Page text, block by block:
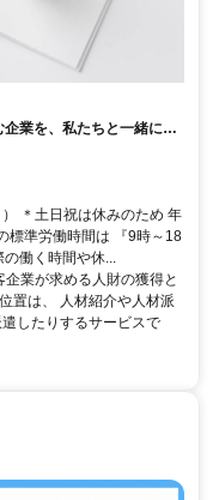
業を、私たちと一緒に支
＊土日祝は休みのため 年
標準労働時間は 『9時～18
働く時間や休...
業が求める人財の獲得と
置は、 人材紹介や人材派
したりするサービスで